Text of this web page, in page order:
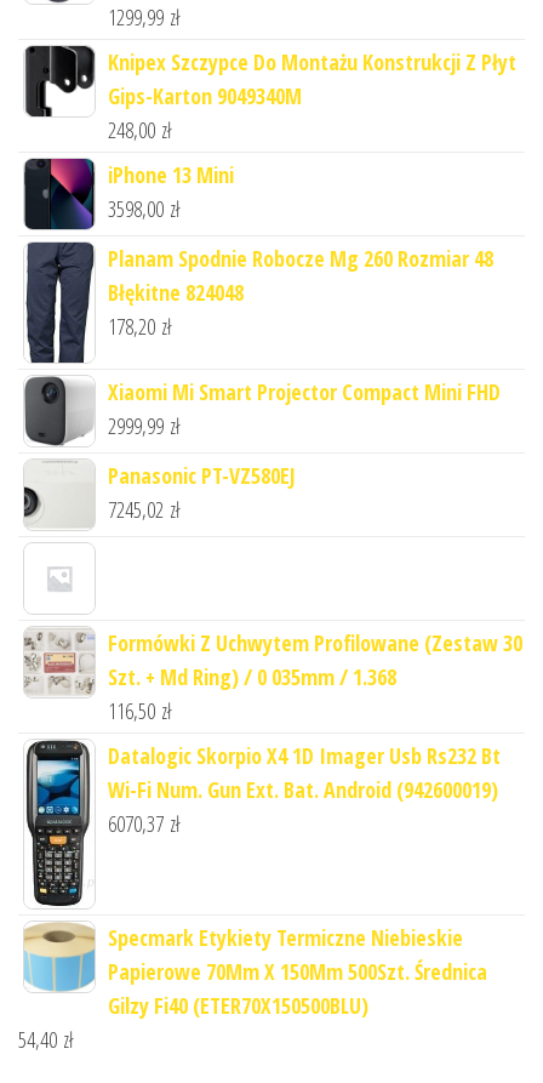
1299,99 zł
Knipex Szczypce Do Montażu Konstrukcji Z Płyt
Gips-Karton 9049340M
248,00 zł
iPhone 13 Mini
3598,00 zł
Planam Spodnie Robocze Mg 260 Rozmiar 48
Błękitne 824048
178,20 zł
Xiaomi Mi Smart Projector Compact Mini FHD
2999,99 zł
Panasonic PT-VZ580EJ
7245,02 zł
Formówki Z Uchwytem Profilowane (Zestaw 30
Szt. + Md Ring) / 0 035mm / 1.368
116,50 zł
Datalogic Skorpio X4 1D Imager Usb Rs232 Bt
Wi-Fi Num. Gun Ext. Bat. Android (942600019)
6070,37 zł
Specmark Etykiety Termiczne Niebieskie
Papierowe 70Mm X 150Mm 500Szt. Średnica
Gilzy Fi40 (ETER70X150500BLU)
54,40 zł